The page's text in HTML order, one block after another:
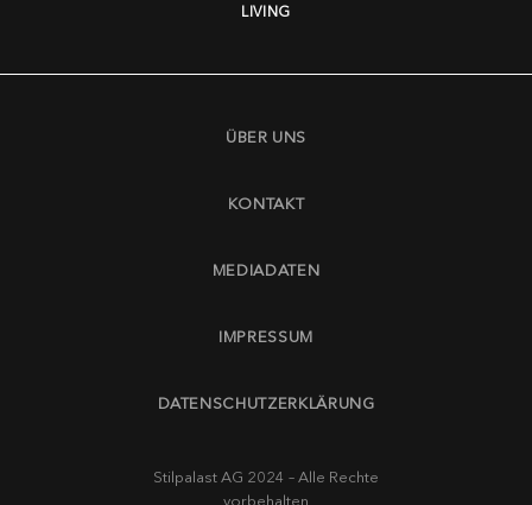
LIVING
ÜBER UNS
KONTAKT
MEDIADATEN
IMPRESSUM
DATENSCHUTZERKLÄRUNG
Stilpalast AG 2024 – Alle Rechte
vorbehalten